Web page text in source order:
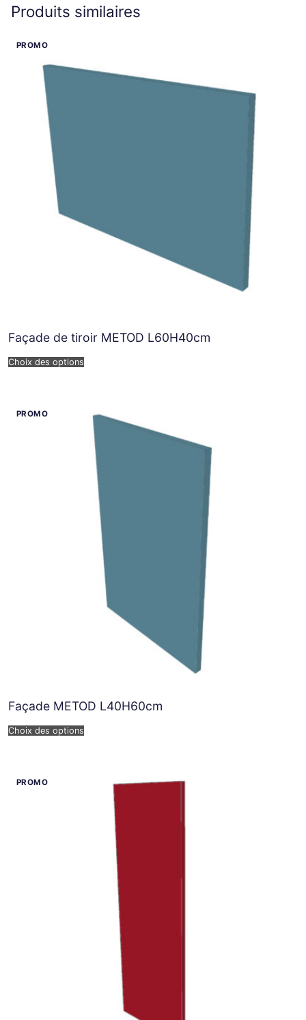
Produits similaires
Façade de tiroir METOD L60H40cm
Choix des options
Façade METOD L40H60cm
Choix des options